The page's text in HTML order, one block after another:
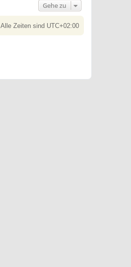
Gehe zu
Alle Zeiten sind UTC+02:00